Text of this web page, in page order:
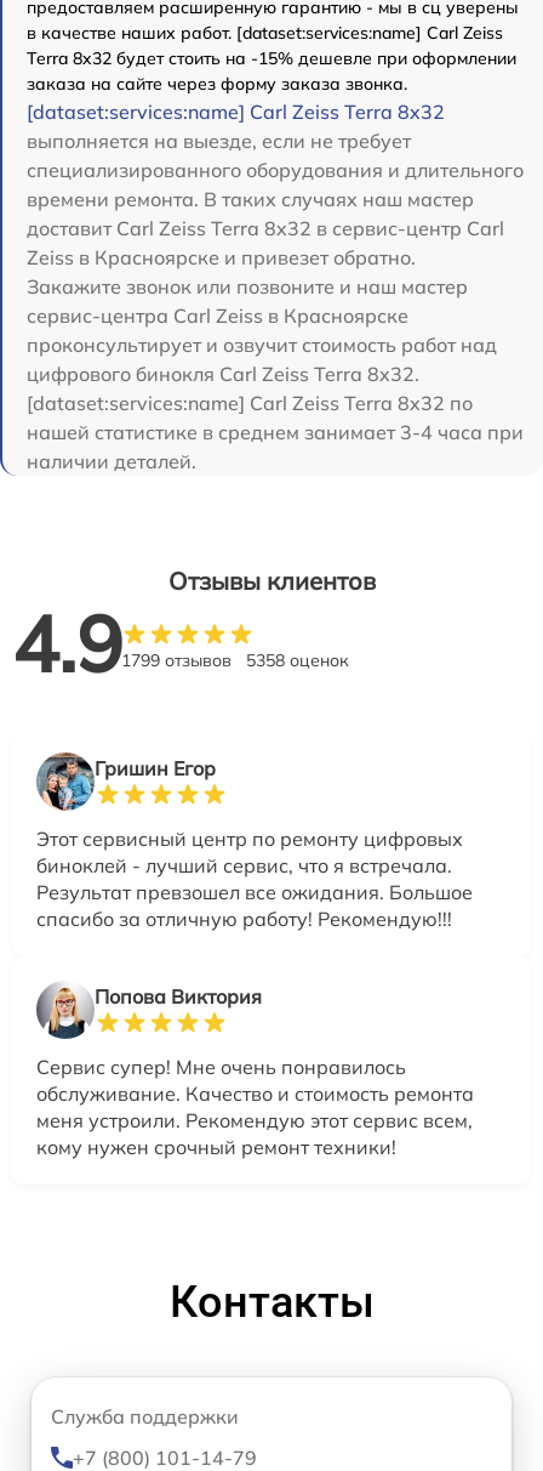
предоставляем расширенную гарантию - мы в сц уверены
в качестве наших работ. [dataset:services:name] Carl Zeiss
Terra 8x32 будет стоить на -15% дешевле при оформлении
заказа на сайте через форму заказа звонка.
[dataset:services:name] Carl Zeiss Terra 8x32
выполняется на выезде, если не требует
специализированного оборудования и длительного
времени ремонта. В таких случаях наш мастер
доставит Carl Zeiss Terra 8x32 в сервис-центр Carl
Zeiss в Красноярске и привезет обратно.
Закажите звонок или позвоните и наш мастер
сервис-центра Carl Zeiss в Красноярске
проконсультирует и озвучит стоимость работ над
цифрового бинокля Carl Zeiss Terra 8x32.
[dataset:services:name] Carl Zeiss Terra 8x32 по
нашей статистике в среднем занимает 3-4 часа при
наличии деталей.
Отзывы клиентов
4.91799 отзывов 5358 оценок
Гришин Егор
Этот сервисный центр по ремонту цифровых
биноклей - лучший сервис, что я встречала.
Результат превзошел все ожидания. Большое
спасибо за отличную работу! Рекомендую!!!
Попова Виктория
Сервис супер! Мне очень понравилось
обслуживание. Качество и стоимость ремонта
меня устроили. Рекомендую этот сервис всем,
кому нужен срочный ремонт техники!
Контакты
Служба поддержки
+7 (800) 101-14-79